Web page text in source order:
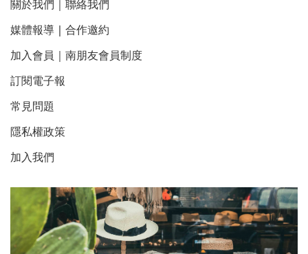
關於我們 聯絡我們
媒體報導 合作邀約
加入會員｜南朋友會員制度
訂閱電子報
常見問題
隱私權政策
加入我們